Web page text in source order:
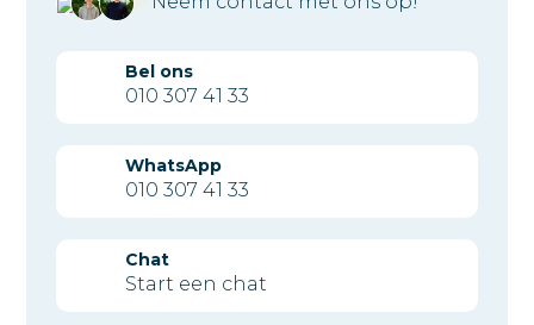
Bel ons
010 307 41 33
WhatsApp
010 307 41 33
Chat
Start een chat